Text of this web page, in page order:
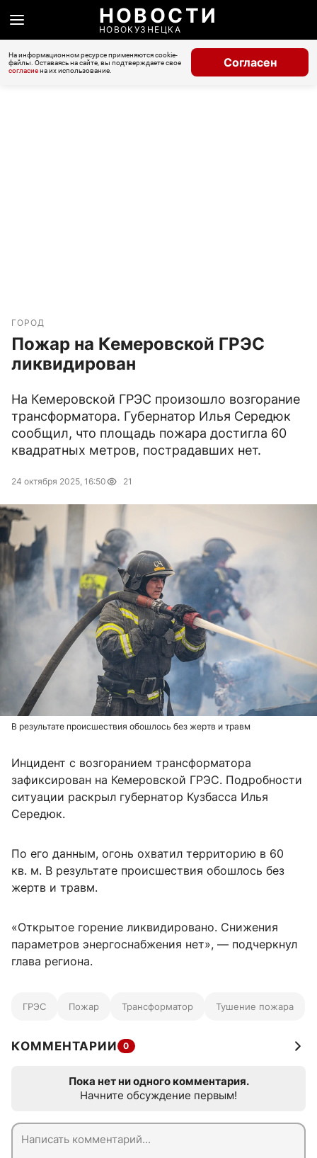
НОВОСТИ
НОВОКУЗНЕЦКА
На информационном ресурсе применяются cookie-
файлы. Оставаясь на сайте, вы подтверждаете свое
согласиена их использование.
Согласен
ГОРОД
Пожар на Кемеровской ГРЭС
ликвидирован
На Кемеровской ГРЭС произошло возгорание
трансформатора. Губернатор Илья Середюк
сообщил, что площадь пожара достигла 60
квадратных метров, пострадавших нет.
24 октября 2025, 16:50 21
В результате происшествия обошлось без жертв и травм
Инцидент с возгоранием трансформатора
зафиксирован на Кемеровской ГРЭС. Подробности
ситуации раскрыл губернатор Кузбасса Илья
Середюк.
По его данным, огонь охватил территорию в 60
кв. м. В результате происшествия обошлось без
жертв и травм.
«Открытое горение ликвидировано. Снижения
параметров энергоснабжения нет», — подчеркнул
глава региона.
ГРЭС Пожар Трансформатор Тушение пожара
КОММЕНТАРИИ 0
Пока нет ни одного комментария.
Начните обсуждение первым!